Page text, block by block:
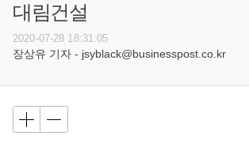
대림건설
2020-07-28 18:31:05
장상유 기자 - jsyblack@businesspost.co.kr